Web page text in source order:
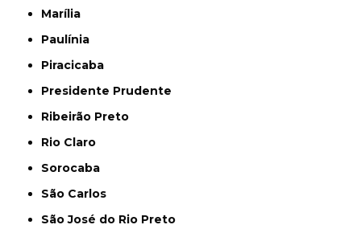
Marília
Paulínia
Piracicaba
Presidente Prudente
Ribeirão Preto
Rio Claro
Sorocaba
São Carlos
São José do Rio Preto